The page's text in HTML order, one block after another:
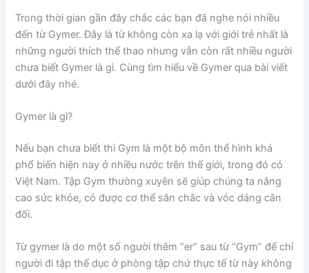
Trong thời gian gần đây chắc các bạn đã nghe nói nhiều
đến từ Gymer. Đây là từ không còn xa lạ với giới trẻ nhất là
những người thích thể thao nhưng vẫn còn rất nhiều người
chưa biết Gymer là gì. Cùng tìm hiểu về Gymer qua bài viết
dưới đây nhé.
Gymer là gì?
Nếu bạn chưa biết thì Gym là một bộ môn thể hình khá
phổ biến hiện nay ở nhiều nước trên thế giới, trong đó có
Việt Nam. Tập Gym thường xuyên sẽ giúp chúng ta nâng
cao sức khỏe, có được cơ thể săn chắc và vóc dáng cân
đối.
Từ gymer là do một số người thêm “er” sau từ “Gym” để chỉ
người đi tập thể dục ở phòng tập chứ thực tế từ này không